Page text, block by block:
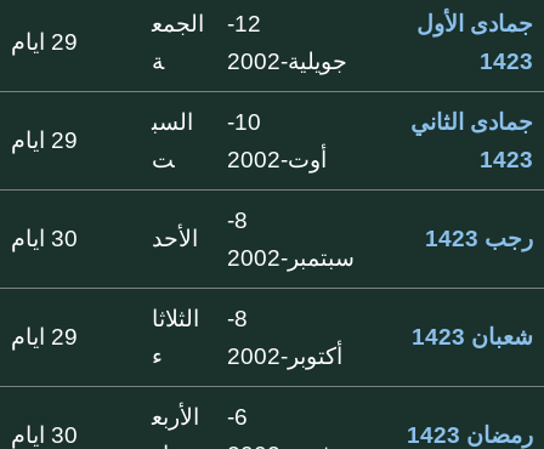
جمادى الأول
1423
12-
جويلية-2002
الجمع
ة
29 ايام
جمادى الثاني
1423
10-
أوت-2002
السب
ت
29 ايام
رجب 1423
8-
سبتمبر-2002
الأحد 30 ايام
شعبان 1423
8-
أكتوبر-2002
الثلاثا
ء
29 ايام
رمضان 1423
6-
الأربع
30 ايام